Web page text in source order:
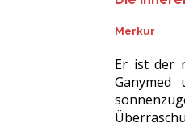
Merkur
Er ist der